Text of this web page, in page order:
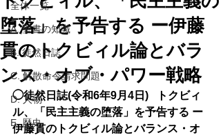
全体一覧
A. 聖書の知識
B. 徒然日誌
C. 解散命令請求問題
D. 人物
E. 歴史
堕落」を予告する ー伊藤
貫のトクビィル論とバラ
ンス・オブ・パワー戦略
◯徒然日誌(令和6年9月4日)   トクビィ
ル、「民主主義の堕落」を予告する ー
伊藤貫のトクビィル論とバランス・オ